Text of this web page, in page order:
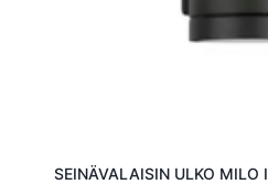
SEINÄVALAISIN ULKO